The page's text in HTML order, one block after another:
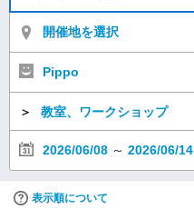
開催地を選択
Pippo
＞ 教室、ワークショップ
2026/06/08 ～ 2026/06/14
表示順について